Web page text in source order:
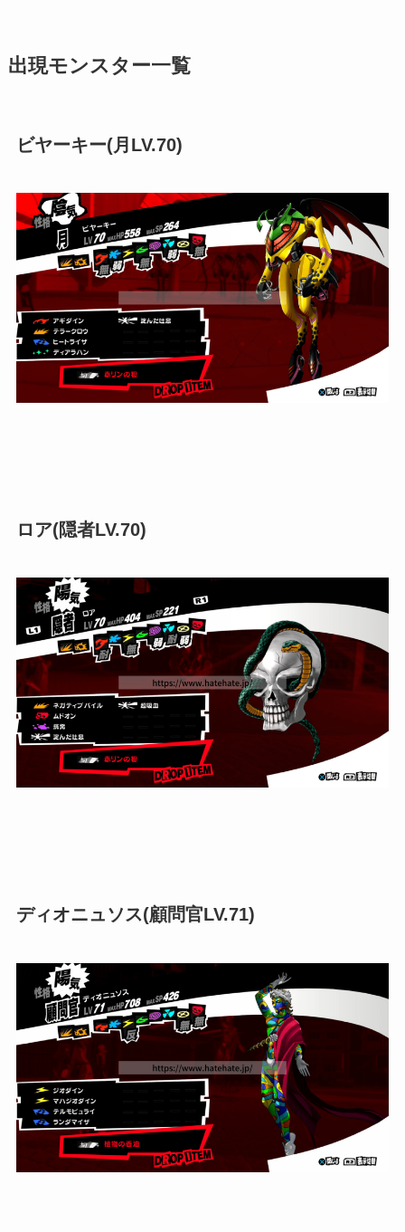
出現モンスター一覧
ビヤーキー(月LV.70)
ロア(隠者LV.70)
ディオニュソス(顧問官LV.71)